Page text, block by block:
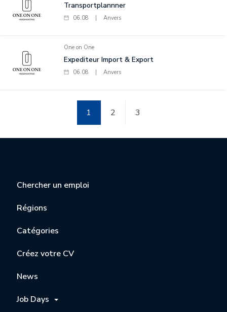
Transportplannner
06.08 Anvers
One on One
Expediteur Import & Export
06.08 Anvers
1 2 3
Chercher un emploi
Régions
Catégories
Créez votre CV
News
Job Days